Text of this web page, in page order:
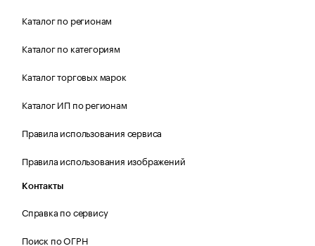
Каталог по регионам
Каталог по категориям
Каталог торговых марок
Каталог ИП по регионам
Правила использования сервиса
Правила использования изображений
Контакты
Справка по сервису
Поиск по ОГРН